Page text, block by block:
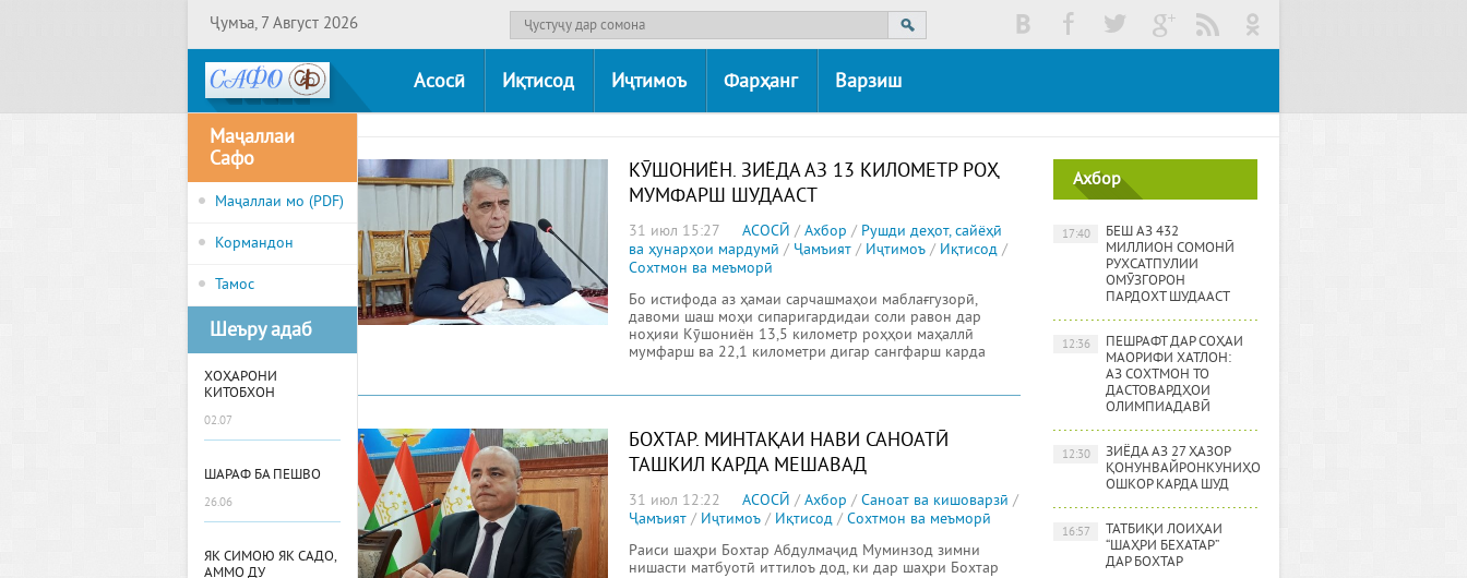
Ҷумъа, 7 Август 2026
Асосӣ Иқтисод Иҷтимоъ Фарҳанг Варзиш
Маҷаллаи
Сафо
Маҷаллаи мо (PDF)
Кормандон
Тамос
Шеъру адаб
ХОҲАРОНИ
КИТОБХОН
02.07
ШАРАФ БА ПЕШВО
26.06
ЯК СИМОЮ ЯК САДО,
АММО ДУ
КӮШОНИЁН. ЗИЁДА АЗ 13 КИЛОМЕТР РОҲ
МУМФАРШ ШУДААСТ
31 июл 15:27 АСОСӢ / Ахбор / Рушди деҳот, сайёҳӣ
ва ҳунарҳои мардумӣ / Ҷамъият / Иҷтимоъ / Иқтисод /
Сохтмон ва меъморӣ
Бо истифода аз ҳамаи сарчашмаҳои маблағгузорӣ,
давоми шаш моҳи сипаригардидаи соли равон дар
ноҳияи Кӯшониён 13,5 километр роҳҳои маҳаллӣ
мумфарш ва 22,1 километри дигар сангфарш карда
БОХТАР. МИНТАҚАИ НАВИ САНОАТӢ
ТАШКИЛ КАРДА МЕШАВАД
31 июл 12:22 АСОСӢ / Ахбор / Саноат ва кишоварзӣ /
Ҷамъият / Иҷтимоъ / Иқтисод / Сохтмон ва меъморӣ
Раиси шаҳри Бохтар Абдулмаҷид Муминзод зимни
нишасти матбуотӣ иттилоъ дод, ки дар шаҳри Бохтар
Ахбор
БЕШ АЗ 432
МИЛЛИОН СОМОНӢ
РУХСАТПУЛИИ
ОМӮЗГОРОН
ПАРДОХТ ШУДААСТ
17:40
ПЕШРАФТ ДАР СОҲАИ
МАОРИФИ ХАТЛОН:
АЗ СОХТМОН ТО
ДАСТОВАРДҲОИ
ОЛИМПИАДАВӢ
12:36
ЗИЁДА АЗ 27 ҲАЗОР
ҚОНУНВАЙРОНКУНИҲО
ОШКОР КАРДА ШУД
12:30
ТАТБИҚИ ЛОИҲАИ
“ШАҲРИ БЕХАТАР”
ДАР БОХТАР
16:57